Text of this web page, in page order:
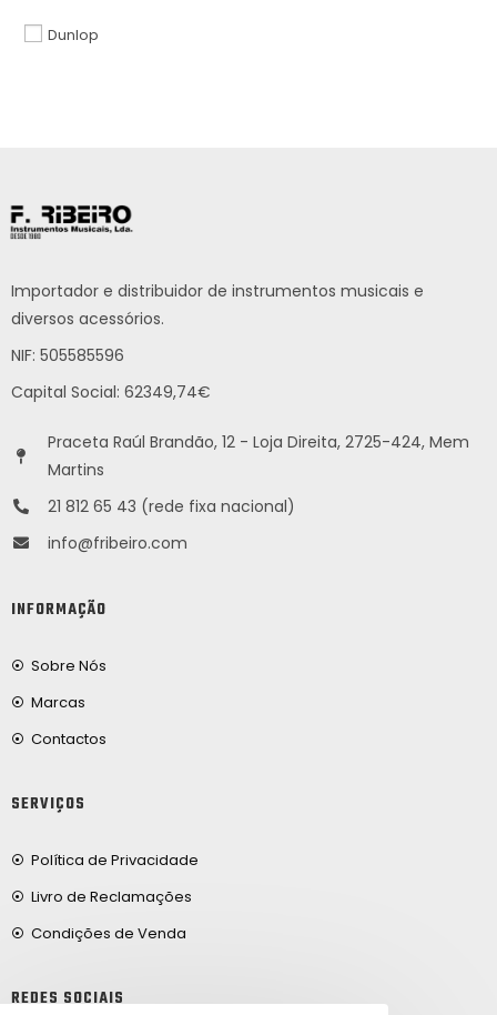
Dunlop
Importador e distribuidor de instrumentos musicais e
diversos acessórios.
NIF: 505585596
Capital Social: 62349,74€
Praceta Raúl Brandão, 12 - Loja Direita, 2725-424, Mem
Martins
21 812 65 43 (rede fixa nacional)
info@fribeiro.com
INFORMAÇÃO
Sobre Nós
Marcas
Contactos
SERVIÇOS
Política de Privacidade
Livro de Reclamações
Condições de Venda
REDES SOCIAIS